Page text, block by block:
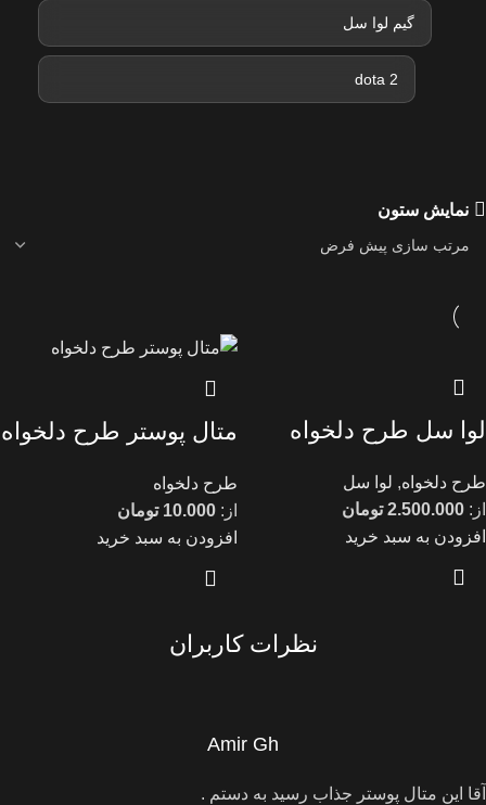
گیم لوا سل
dota 2
نمایش ستون
لوا سل طرح دلخواه
طرح دلخواه, لوا سل
از: 2.500.000 تومان
افزودن به سبد خرید
متال پوستر طرح دلخواه
طرح دلخواه
از: 10.000 تومان
افزودن به سبد خرید
نظرات کاربران
Amir Gh
آقا این متال پوستر جذاب رسید به دستم .